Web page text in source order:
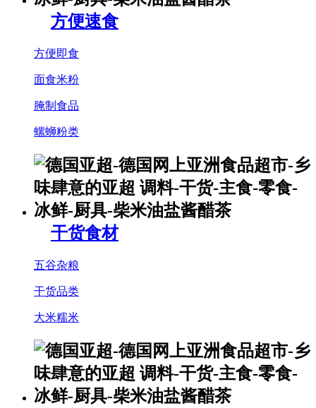
方便速食
方便即食
面食米粉
腌制食品
螺蛳粉类
干货食材
五谷杂粮
干货品类
大米糯米